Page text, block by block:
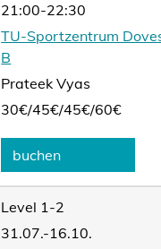
21:00-22:30
TU-Sportzentrum
B
Prateek Vyas
30€/45€/45€/60€
buchen
Level 1-2
31.07.-16.10.